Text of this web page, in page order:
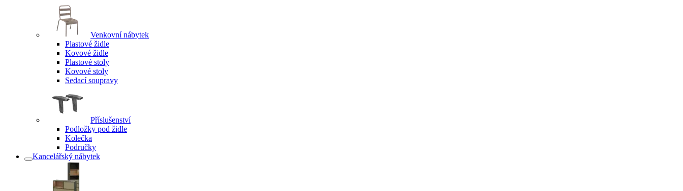
Venkovní nábytek
Plastové židle
Kovové židle
Plastové stoly
Kovové stoly
Sedací soupravy
Příslušenství
Podložky pod židle
Kolečka
Područky
Kancelářský nábytek